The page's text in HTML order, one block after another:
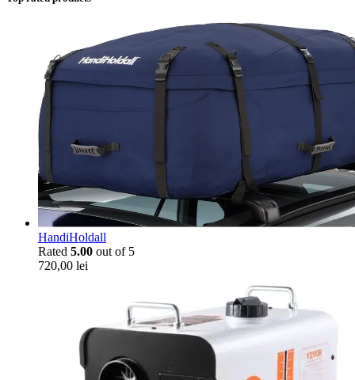
HandiHoldall
Rated 5.00 out of 5
720,00 lei